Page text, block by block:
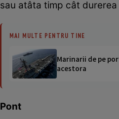
sau atâta timp cât
MAI MULTE PENTRU TINE
Marinarii de pe
acestora
Pont